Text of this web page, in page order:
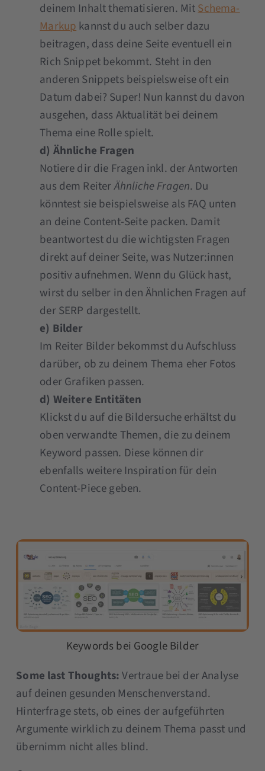
deinem Inhalt thematisieren. MitSchema-
Markupkannst du auch selber dazu
beitragen, dass deine Seite eventuell ein
Rich Snippet bekommt. Steht in den
anderen Snippets beispielsweise oft ein
Datum dabei? Super! Nun kannst du davon
ausgehen, dass Aktualität bei deinem
Thema eine Rolle spielt.
d) Ähnliche Fragen
Notiere dir die Fragen inkl. der Antworten
aus dem ReiterÄhnliche Fragen. Du
könntest sie beispielsweise als FAQ unten
an deine Content-Seite packen. Damit
beantwortest du die wichtigsten Fragen
direkt auf deiner Seite, was Nutzer:innen
positiv aufnehmen. Wenn du Glück hast,
wirst du selber in den Ähnlichen Fragen auf
der SERP dargestellt.
e) Bilder
Im Reiter Bilder bekommst du Aufschluss
darüber, ob zu deinem Thema eher Fotos
oder Grafiken passen.
d) Weitere Entitäten
Klickst du auf die Bildersuche erhältst du
oben verwandte Themen, die zu deinem
Keyword passen. Diese können dir
ebenfalls weitere Inspiration für dein
Content-Piece geben.
Keywords bei Google Bilder
Some last Thoughts:Vertraue bei der Analyse
auf deinen gesunden Menschenverstand.
Hinterfrage stets, ob eines der aufgeführten
Argumente wirklich zu deinem Thema passt und
übernimm nicht alles blind.